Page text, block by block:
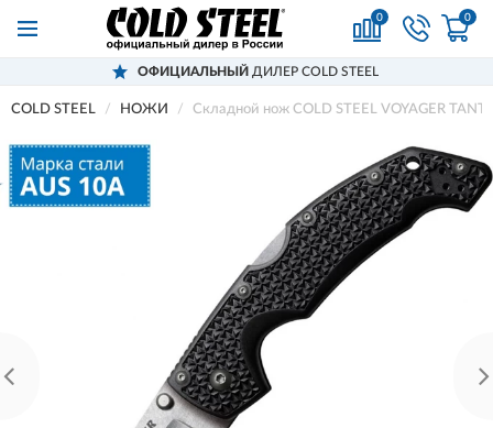
0 0
ОФИЦИАЛЬНЫЙДИЛЕР COLD STEEL
COLD STEEL НОЖИ Складной нож COLD STEEL VOYAGER